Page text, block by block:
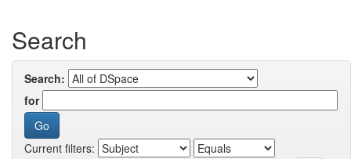
Search
Search:
for
Current filters: